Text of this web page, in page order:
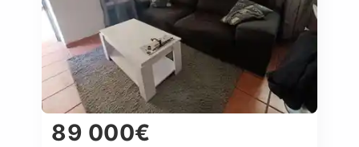
89 000€